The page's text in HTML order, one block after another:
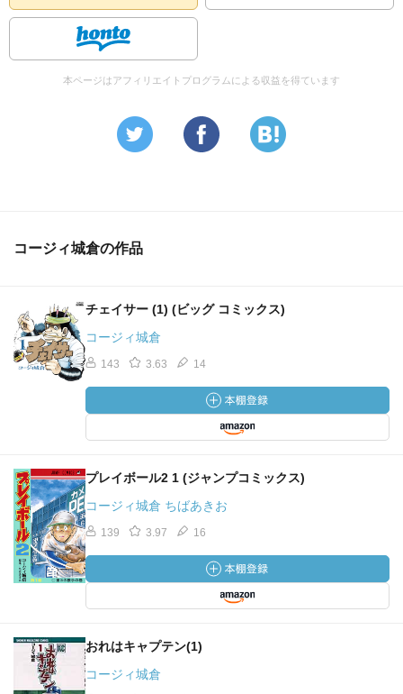
本ページはアフィリエイトプログラムによる収益を得ています
コージィ城倉の作品
チェイサー (1) (ビッグ コミックス)
コージィ城倉
143 3.63 14
プレイボール2 1 (ジャンプコミックス)
コージィ城倉 ちばあきお
139 3.97 16
おれはキャプテン(1)
コージィ城倉